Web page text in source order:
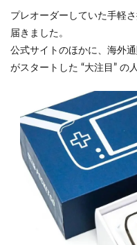
プレオーダーしていた手軽
届きました。
公式サイトのほかに、海外
がスタートした “大注目” の